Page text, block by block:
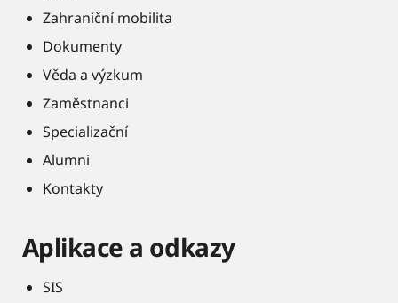
Zahraniční mobilita
Dokumenty
Věda a výzkum
Zaměstnanci
Specializační
Alumni
Kontakty
Aplikace a odkazy
SIS